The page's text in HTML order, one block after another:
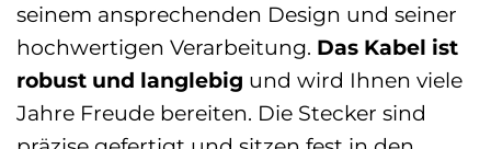
seinem ansprechenden Design und seiner
hochwertigen Verarbeitung. Das Kabel ist
robust und langlebig und wird Ihnen viele
Jahre Freude bereiten. Die Stecker sind